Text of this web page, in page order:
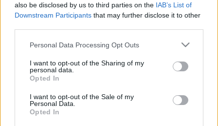
also be disclosed by us to third parties on the IAB’s List of
Downstream Participants that may further disclose it to other
Please note that this website/app uses one or more Google
not limited to your visit or usage behaviour. You may click to
grant or deny consent to Google and its third-party tags to
use your data for below specified purposes in below Google
consent section.
Personal Data Processing Opt Outs
I want to opt-out of the Sharing of my
personal data.
Opted In
I want to opt-out of the Sale of my
Personal Data.
Opted In
TOVÁBBKÉPZÉSEKKEL ERŐSÍT A GÁL FERENC
Országos hírek
A LAKOSSÁGRA IS FONTOS SZEREP HÁRUL A
SZÚNYOGINVÁZIÓ ELKERÜLÉSÉBEN